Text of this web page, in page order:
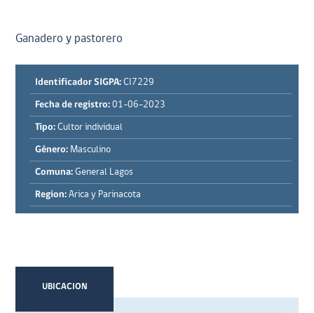
Ganadero y pastorero
Identificador SIGPA: CI7229
Fecha de registro: 01-06-2023
Tipo: Cultor individual
Género: Masculino
Comuna: General Lagos
Region: Arica y Parinacota
UBICACION